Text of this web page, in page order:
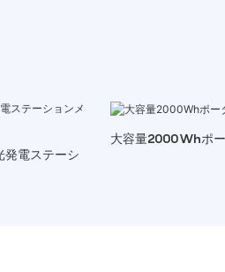
電ステーシ
大容量2000Whポ